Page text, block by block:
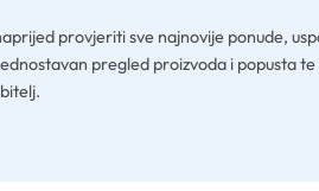
provjeriti sve najnovije ponude,
pregled proizvoda i popusta